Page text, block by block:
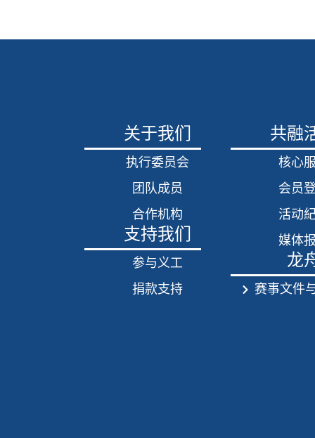
关于我们
执行委员会
团队成员
合作机构
支持我们
参与义工
捐款支持
共融
核心
会员
活动
媒体
龙
赛事文件